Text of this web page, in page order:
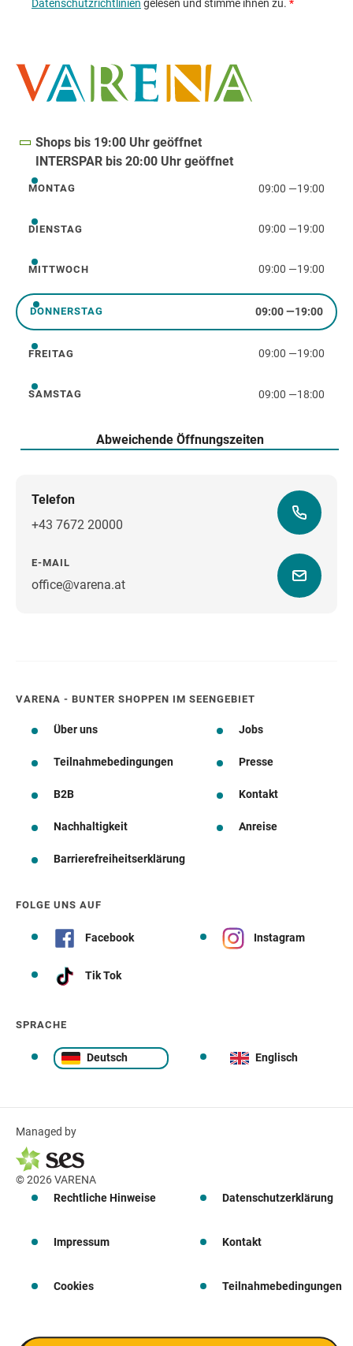
Shops bis 19:00 Uhr geöffnet
INTERSPAR bis 20:00 Uhr geöffnet
Montag
MONTAG 09:00 —19:00
Dienstag
DIENSTAG 09:00 —19:00
Mittwoch
MITTWOCH 09:00 —19:00
Donnerstag
DONNERSTAG 09:00—19:00
Freitag
FREITAG 09:00 —19:00
Samstag
SAMSTAG 09:00 —18:00
Abweichende Öffnungszeiten
Telefon
+43 7672 20000
E-MAIL
office@varena.at
VARENA - BUNTER SHOPPEN IM SEENGEBIET
Über uns Jobs
Teilnahmebedingungen Presse
B2B Kontakt
Nachhaltigkeit Anreise
Barrierefreiheitserklärung
FOLGE UNS AUF
Facebook Instagram
Tik Tok
SPRACHE
Deutsch Englisch
Managed by
© 2026 VARENA
Rechtliche Hinweise
Datenschutzerklärung
Impressum Kontakt
Cookies Teilnahmebedingungen